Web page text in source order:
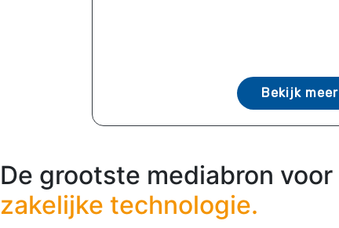
Bekijk meer
De grootste mediabron voor
zakelijke technologie.